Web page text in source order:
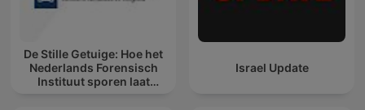
De Stille Getuige: Hoe het
Nederlands Forensisch
Instituut sporen laat
Israel Update